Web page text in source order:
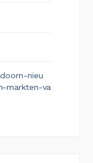
nieu
markten-va